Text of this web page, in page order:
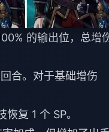
的输出位，总增
合。对于基础增伤
复 1 个 SP。